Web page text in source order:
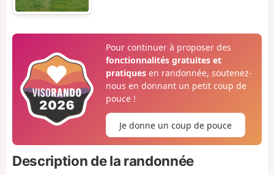
Pour continuer à proposer des
fonctionnalités gratuites et
pratiquesen randonnée, soutenez-
nous en donnant un petit coup de
pouce !
Je donne un coup de pouce
Description de la randonnée